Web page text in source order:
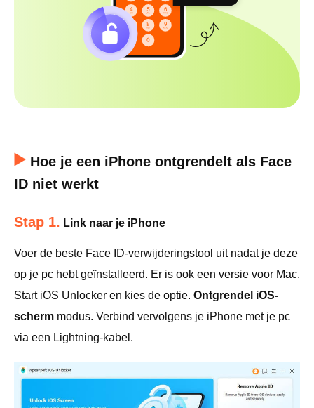
Hoe je een iPhone ontgrendelt als Face
ID niet werkt
Stap 1. Link naar je iPhone
Voer de beste Face ID-verwijderingstool uit nadat je deze
op je pc hebt geïnstalleerd. Er is ook een versie voor Mac.
Start iOS Unlocker en kies de optie. Ontgrendel iOS-
scherm modus. Verbind vervolgens je iPhone met je pc
via een Lightning-kabel.